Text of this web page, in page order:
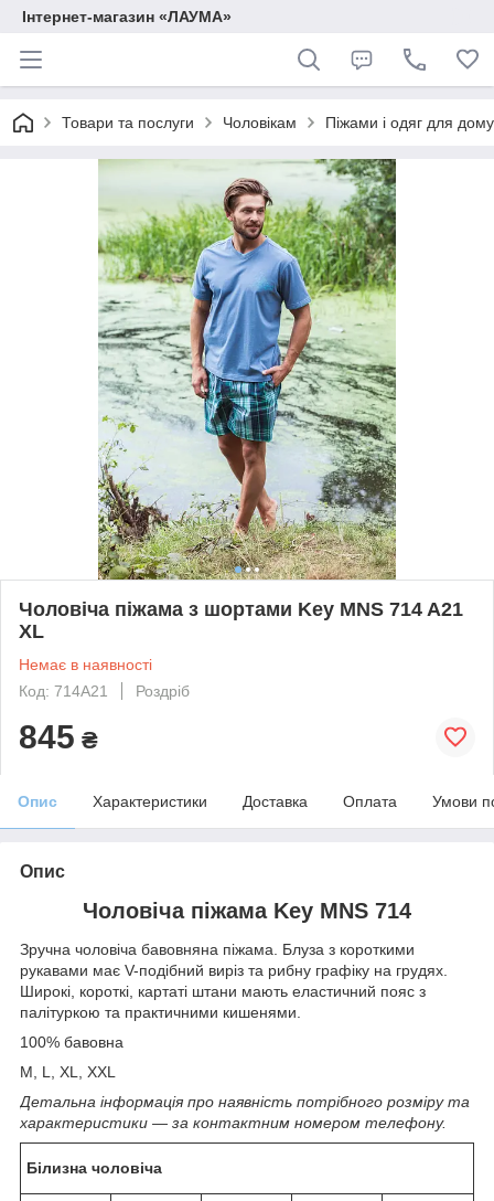
Інтернет-магазин «ЛАУМА»
Товари та послуги Чоловікам Піжами і одяг для дому
Чоловіча піжама з шортами Key MNS 714 A21
XL
Немає в наявності
Код: 714A21
Роздріб
845 ₴
Опис Характеристики Доставка Оплата Умови
Опис
Чоловіча піжама Key MNS 714
Зручна чоловіча бавовняна піжама. Блуза з короткими
рукавами має V-подібний виріз та рибну графіку на грудях.
Широкі, короткі, картаті штани мають еластичний пояс з
палітуркою та практичними кишенями.
100% бавовна
M, L, XL, XXL
Детальна інформація про наявність потрібного розміру та
характеристики ― за контактним номером телефону.
Білизна чоловіча